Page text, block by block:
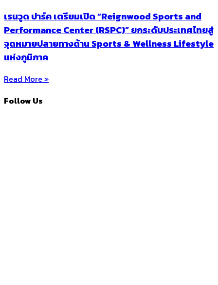
เรนวูด ปาร์ค เตรียมเปิด “Reignwood Sports and
Performance Center (RSPC)” ยกระดับประเทศไทยสู่
จุดหมายปลายทางด้าน Sports & Wellness Lifestyle
แห่งภูมิภาค
Read More »
Follow Us